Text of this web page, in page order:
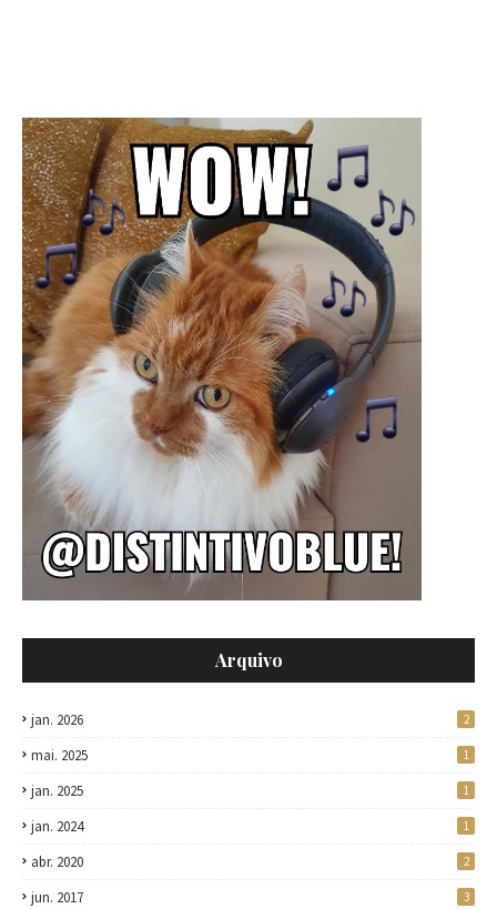
Arquivo
jan. 2026 2
mai. 2025 1
jan. 2025 1
jan. 2024 1
abr. 2020 2
jun. 2017 3